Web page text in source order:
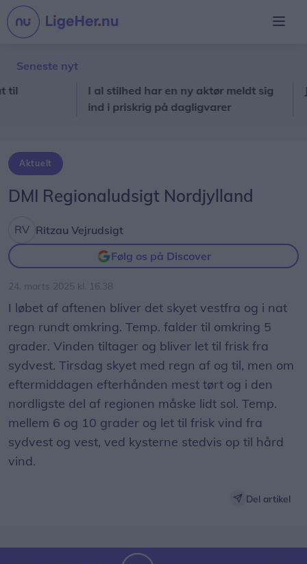
Seneste nyt
I al stilhed har en ny aktør meldt sig
ind i priskrig på dagligvarer
Aktuelt
DMI Regionaludsigt Nordjylland
Ritzau Vejrudsigt
Følg os på Discover
24. marts 2025 kl. 16.38
I løbet af aftenen bliver det skyet vestfra og i nat
regn rundt omkring. Temp. falder til omkring 5
grader. Vinden tiltager og bliver let til frisk fra
sydvest. Tirsdag skyet med regn af og til, men om
eftermiddagen efterhånden mest tørt og i den
nordligste del af regionen måske lidt sol. Temp.
mellem 6 og 10 grader og let til frisk vind fra
sydvest og vest, ved kysterne stedvis op til hård
vind.
Del artikel